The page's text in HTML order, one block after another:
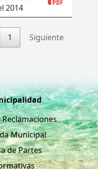
2014
1 Siguiente
Municipal
de Partes